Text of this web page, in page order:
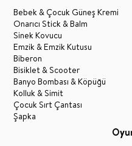
Bebek & Çocuk Güneş Kremi
Onarıcı Stick & Balm
Sinek Kovucu
Emzik & Emzik Kutusu
Biberon
Bisiklet & Scooter
Banyo Bombası & Köpüğü
Kolluk & Simit
Çocuk Sırt Çantası
Şapka